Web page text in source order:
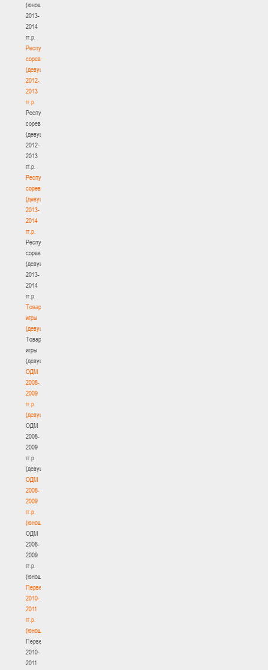
(юноши)
2013-
2014
гг.р.
Республиканские
соревнования
(девушки)
2012-
2013
гг.р.
Республиканские
соревнования
(девушки)
2012-
2013
гг.р.
Республиканские
соревнования
(девушки)
2013-
2014
гг.р.
Республиканские
соревнования
(девушки)
2013-
2014
гг.р.
Товарищеские
игры
(девушки)
Товарищеские
игры
(девушки)
ОДМ
2008-
2009
гг.р.
(девушки)
ОДМ
2008-
2009
гг.р.
(девушки)
ОДМ
2008-
2009
гг.р.
(юноши)
ОДМ
2008-
2009
гг.р.
(юноши)
Первенство
2010-
2011
гг.р.
(юноши)
Первенство
2010-
2011